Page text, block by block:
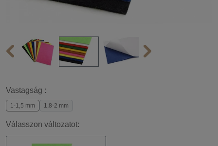
Vastagság :
1-1,5 mm 1,8-2 mm
Válasszon változatot: